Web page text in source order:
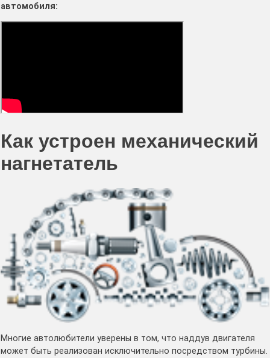
автомобиля:
Как устроен механический
нагнетатель
Многие автолюбители уверены в том, что наддув двигателя
может быть реализован исключительно посредством турбины.